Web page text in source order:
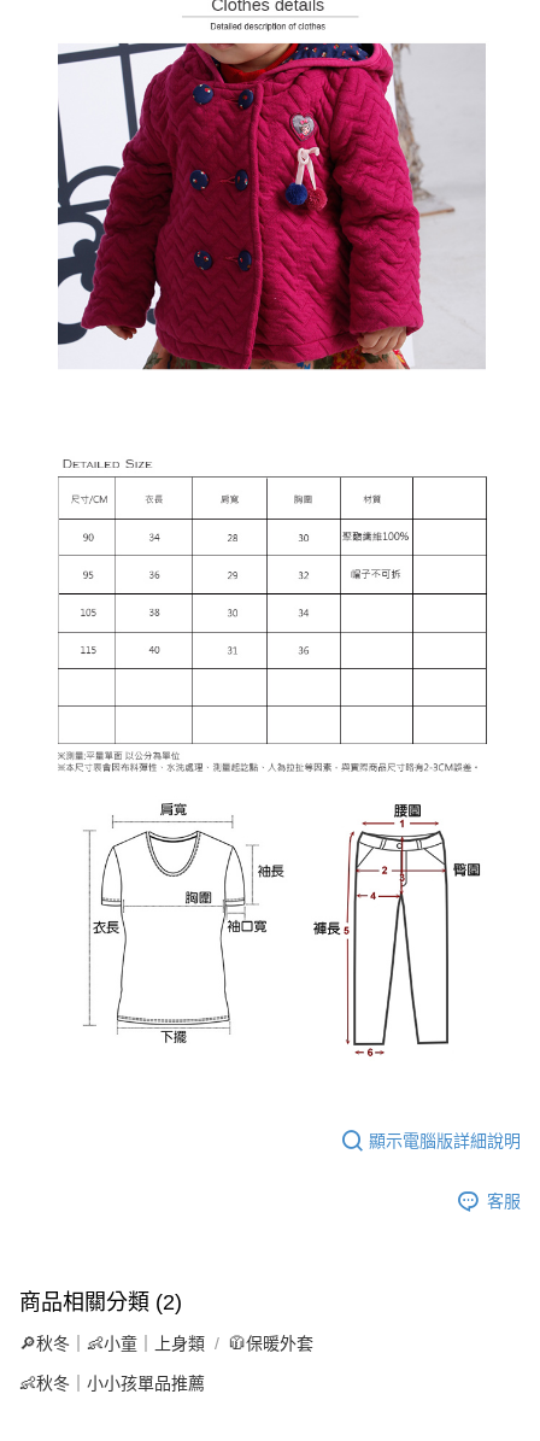
顯示電腦版詳細說明
客服
商品相關分類 (2)
🔎秋冬｜👶小童｜上身類 🧥保暖外套
👶秋冬｜小小孩單品推薦